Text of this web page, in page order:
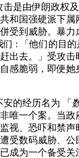
击是由伊朗政权
和国强硬派下
受到威胁。暴力
们 : 「他们的目
出去。」受攻
感脆弱，即便
的经历名为 「
唯一个案。当政
视、恐吓和禁声
受数码威胁、
成为一个备受关